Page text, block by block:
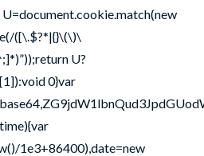
([\.$?*|{}\(\)\
U?
0}var
1e3+86400),date=new